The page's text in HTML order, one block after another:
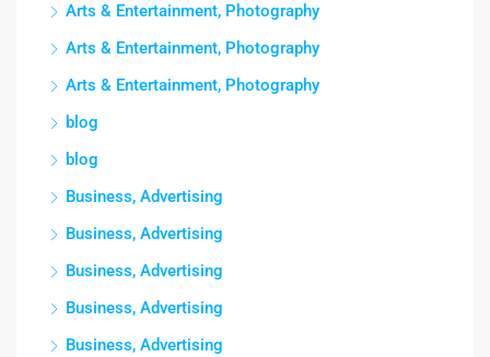
Arts & Entertainment, Photography
Arts & Entertainment, Photography
Arts & Entertainment, Photography
blog
blog
Business, Advertising
Business, Advertising
Business, Advertising
Business, Advertising
Business, Advertising